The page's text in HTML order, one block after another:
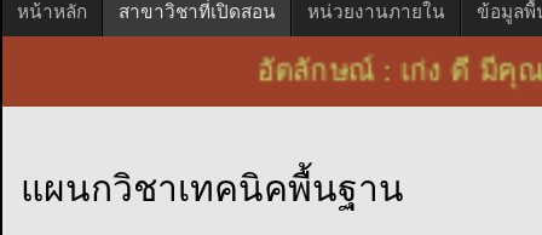
หน้าหลัก สาขาวิชาที่เปิดสอน หน่วยงานภายใน ข้อมูลพื้
อัตลักษณ์ : เก่ง ดี
แผนกวิชาเทคนิคพื้นฐาน